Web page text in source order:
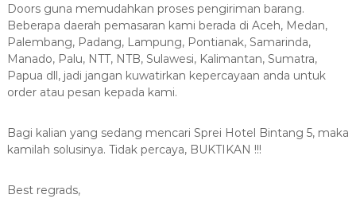
Doors guna memudahkan proses pengiriman barang.
Beberapa daerah pemasaran kami berada di Aceh, Medan,
Palembang, Padang, Lampung, Pontianak, Samarinda,
Manado, Palu, NTT, NTB, Sulawesi, Kalimantan, Sumatra,
Papua dll, jadi jangan kuwatirkan kepercayaan anda untuk
order atau pesan kepada kami.
Bagi kalian yang sedang mencari Sprei Hotel Bintang 5, maka
kamilah solusinya. Tidak percaya, BUKTIKAN !!!
Best regrads,